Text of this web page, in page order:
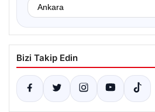
Bizi Takip Edin